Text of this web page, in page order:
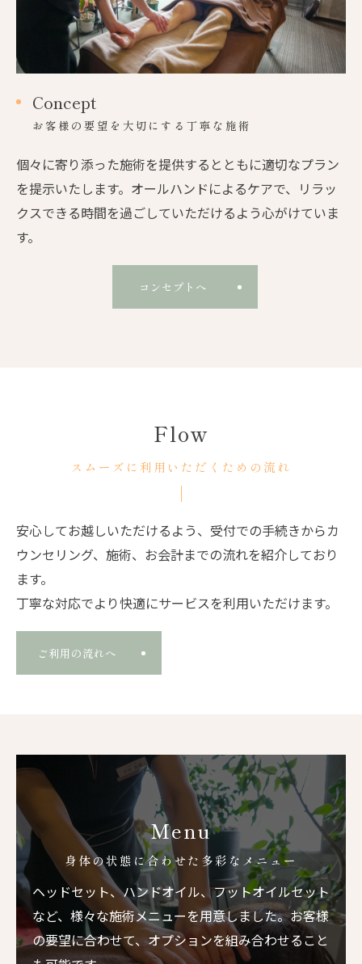
Concept
お客様の要望を大切にする丁寧な施術
個々に寄り添った施術を提供するとともに適切なプラン
を提示いたします。オールハンドによるケアで、リラッ
クスできる時間を過ごしていただけるよう心がけていま
す。
コンセプトへ
スムーズに利用いただくための流れ
Flow
安心してお越しいただけるよう、受付での手続きからカ
ウンセリング、施術、お会計までの流れを紹介しており
ます。
丁寧な対応でより快適にサービスを利用いただけます。
ご利用の流れへ
Menu
身体の状態に合わせた多彩なメニュー
ヘッドセット、ハンドオイル、フットオイルセット
など、様々な施術メニューを用意しました。お客様
の要望に合わせて、オプションを組み合わせること